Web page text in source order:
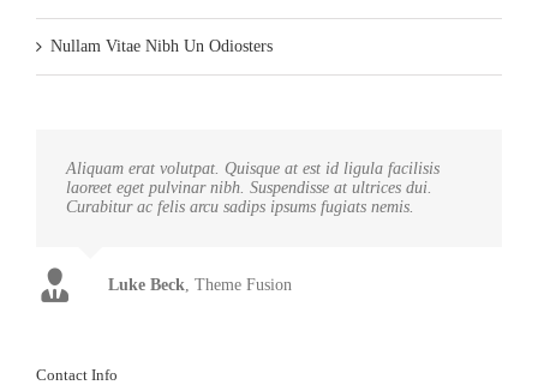
Nullam Vitae Nibh Un Odiosters
Aliquam erat volutpat. Quisque at est id ligula facilisis
laoreet eget pulvinar nibh. Suspendisse at ultrices dui.
Curabitur ac felis arcu sadips ipsums fugiats nemis.
Luke Beck Theme Fusion
Contact Info